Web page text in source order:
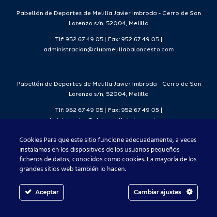
2026/27
Pabellón de Deportes de Melilla Javier Imbroda - Cerro de San
Lorenzo s/n, 52004, Melilla
Tlf: 952 67 49 05 | Fax: 952 67 49 05 |
administracion@clubmelillabaloncesto.com
Pabellón de Deportes de Melilla Javier Imbroda - Cerro de San
Lorenzo s/n, 52004, Melilla
Tlf: 952 67 49 05 | Fax: 952 67 49 05 |
Club Melilla Baloncesto 2021
InstagramYouTube
Cookies Para que este sitio funcione adecuadamente, a veces
instalamos en los dispositivos de los usuarios pequeños
ficheros de datos, conocidos como cookies. La mayoría de los
grandes sitios web también lo hacen.
Aceptar Cambiar ajustes